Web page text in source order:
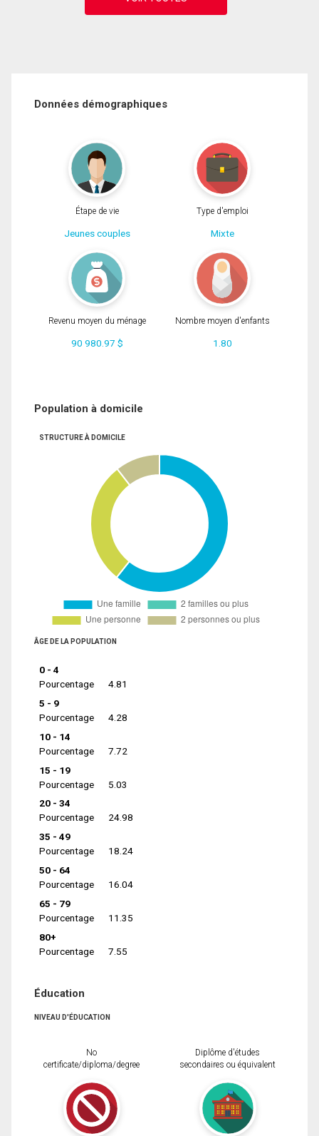
Données démographiques
Étape de vie
Jeunes couples
Type d'emploi
Mixte
Revenu moyen du ménage
90 980.97 $
Nombre moyen d'enfants
1.80
Population à domicile
STRUCTURE À DOMICILE
ÂGE DE LA POPULATION
0 - 4
Pourcentage
4.81
5 - 9
Pourcentage
4.28
10 - 14
Pourcentage
7.72
15 - 19
Pourcentage
5.03
20 - 34
Pourcentage
24.98
35 - 49
Pourcentage
18.24
50 - 64
Pourcentage
16.04
65 - 79
Pourcentage
11.35
80+
Pourcentage
7.55
Éducation
NIVEAU D'ÉDUCATION
No
certificate/diploma/degree
Diplôme d'études
secondaires ou équivalent